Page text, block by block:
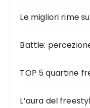
Le migliori rime
Battle:
TOP 5 quartine
L’aura del